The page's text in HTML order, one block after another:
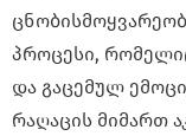
პროცესი,
და გაცემულ
რაღაცის მიმართ